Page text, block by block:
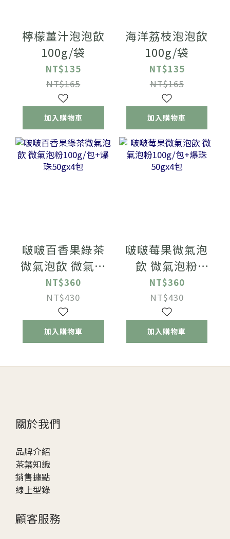
檸檬薑汁泡泡飲
100g/袋
NT$135
NT$165
加入購物車
海洋荔枝泡泡飲
100g/袋
NT$135
NT$165
加入購物車
啵啵百香果綠茶
微氣泡飲 微氣泡
粉100g/包+爆珠
50gx4包
NT$360
NT$430
加入購物車
啵啵莓果微氣泡
飲 微氣泡粉
100g/包+爆珠
50gx4包
NT$360
NT$430
加入購物車
關於我們
品牌介紹
茶葉知識
銷售據點
線上型錄
顧客服務